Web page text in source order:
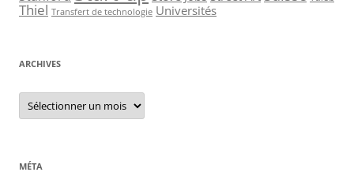
Thiel Transfert de technologie Universités
ARCHIVES
Archives
MÉTA